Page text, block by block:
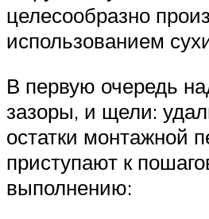
целесообразно
использованием
В первую очередь
зазоры, и щели:
остатки монтажной
приступают к
выполнению: